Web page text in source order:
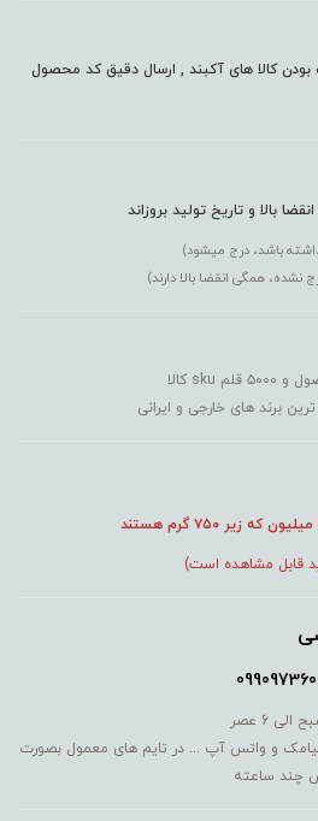
کالا های آکبند , ارسال دقیق کد محصول
بالا و تاریخ تولید بروزاند
باشد، درج میشود)
نشده، همگی انقضا بالا دارند)
برند های خارجی و ایرانی
گرم هستند
قابل مشاهده است)
و واتس آپ ... در تایم های معمول بصورت
چند ساعته